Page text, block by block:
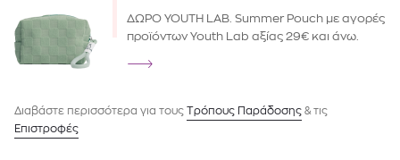
ΔΩΡΟ YOUTH LAB. Summer Pouch με αγορές
προϊόντων Youth Lab αξίας 29€ και άνω.
Διαβάστε περισσότερα για τους Tρόπους Παράδοσης & τις
Επιστροφές